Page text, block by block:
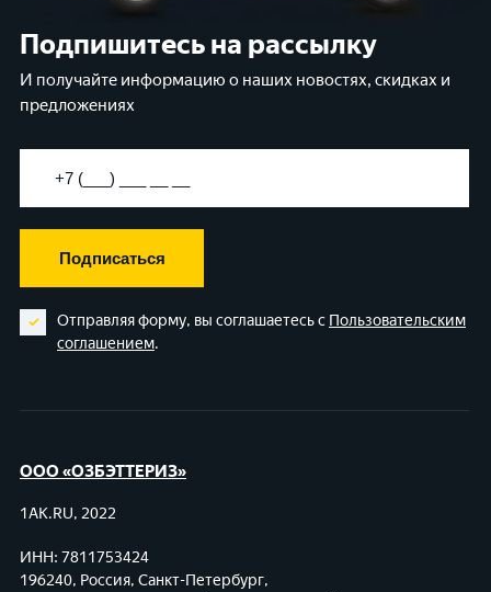
Подпишитесь на рассылку
И получайте информацию о наших новостях, скидках и
предложениях
Подписаться
Отправляя форму, вы соглашаетесь с Пользовательским
соглашением.
ООО «ОЗБЭТТЕРИЗ»
1AK.RU, 2022
ИНН: 7811753424
196240, Россия, Санкт-Петербург,